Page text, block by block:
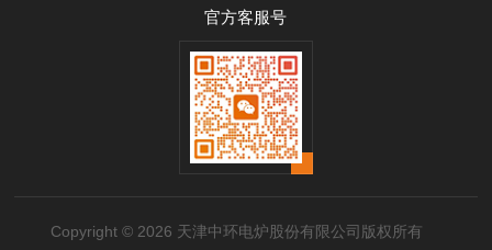
官方客服号
Copyright © 2026 天津中环电炉股份有限公司版权所有